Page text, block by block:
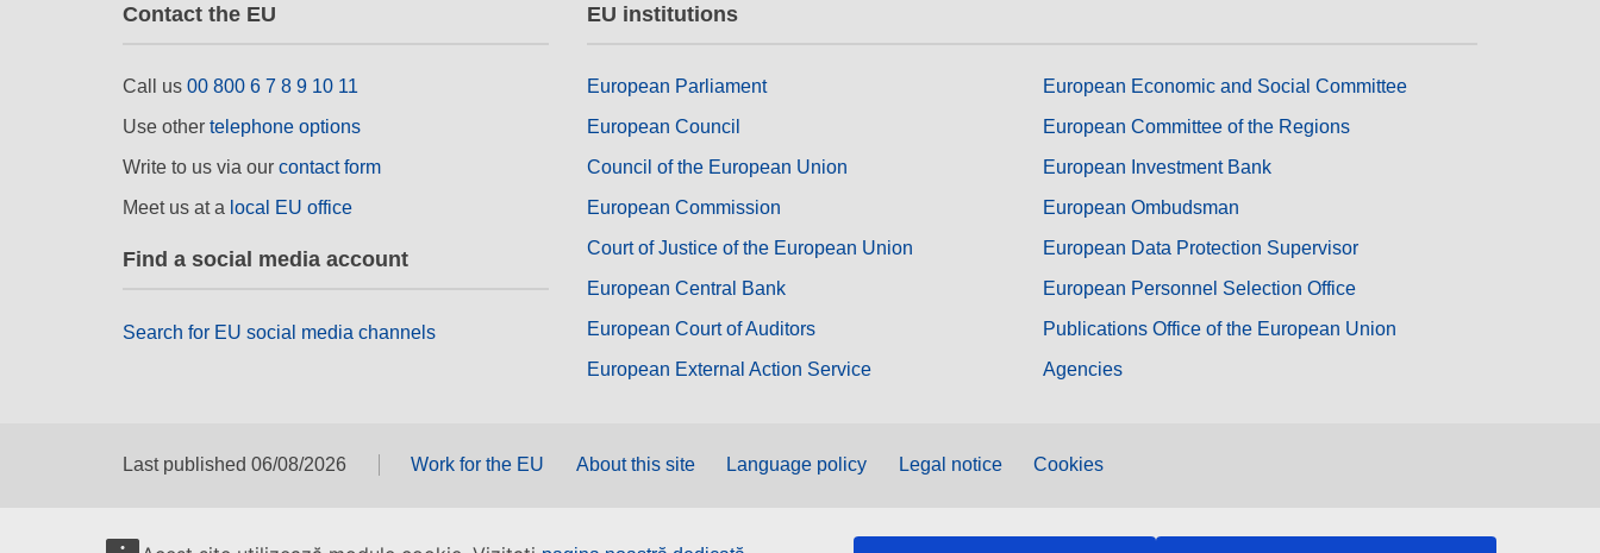
Contact the EU
Call us 00 800 6 7 8 9 10 11
Use other telephone options
Write to us via our contact form
Meet us at a local EU office
Find a social media account
Search for EU social media channels
EU institutions
European Parliament
European Council
Council of the European Union
European Commission
Court of Justice of the European Union
European Central Bank
European Court of Auditors
European External Action Service
European Economic and Social Committee
European Committee of the Regions
European Investment Bank
European Ombudsman
European Data Protection Supervisor
European Personnel Selection Office
Publications Office of the European Union
Agencies
Last published 06/08/2026 Work for the EU About this site Language policy Legal notice Cookies